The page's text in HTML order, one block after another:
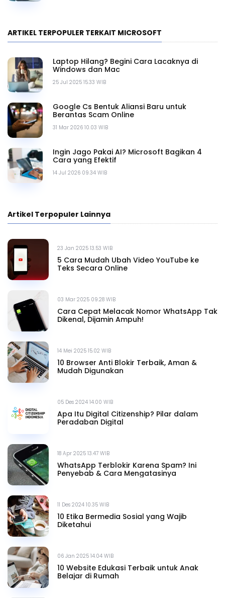
ARTIKEL TERPOPULER TERKAIT MICROSOFT
25 Jul 2025 15.33 WIB
Laptop Hilang? Begini Cara Lacaknya di
Windows dan Mac
31 Mar 2026 10.03 WIB
Google Cs Bentuk Aliansi Baru untuk
Berantas Scam Online
14 Jul 2026 09.34 WIB
Ingin Jago Pakai AI? Microsoft Bagikan 4
Cara yang Efektif
Artikel Terpopuler Lainnya
23 Jan 2025 13.53 WIB
5 Cara Mudah Ubah Video YouTube ke
Teks Secara Online
03 Mar 2025 09.28 WIB
Cara Cepat Melacak Nomor WhatsApp Tak
Dikenal, Dijamin Ampuh!
14 Mei 2025 15.02 WIB
10 Browser Anti Blokir Terbaik, Aman &
Mudah Digunakan
05 Des 2024 14.00 WIB
Apa Itu Digital Citizenship? Pilar dalam
Peradaban Digital
18 Apr 2025 13.47 WIB
WhatsApp Terblokir Karena Spam? Ini
Penyebab & Cara Mengatasinya
11 Des 2024 10.35 WIB
10 Etika Bermedia Sosial yang Wajib
Diketahui
06 Jan 2025 14.04 WIB
10 Website Edukasi Terbaik untuk Anak
Belajar di Rumah